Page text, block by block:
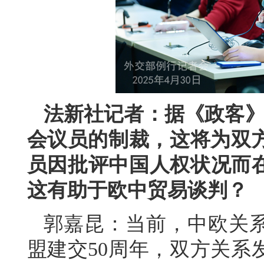
法新社记者：据《政客
会议员的制裁，这将为双
员因批评中国人权状况而
这有助于欧中贸易谈判？
郭嘉昆：当前，中欧关
盟建交50周年，双方关系